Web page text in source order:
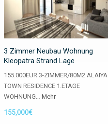
3 Zimmer Neubau Wohnung
Kleopatra Strand Lage
155.000EUR 3-ZIMMER/80M2 ALAIYA
TOWN RESIDENCE 1.ETAGE
WOHNUNG… Mehr
155,000€